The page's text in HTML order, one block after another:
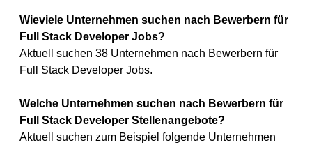
Wieviele Unternehmen suchen nach Bewerbern für
Full Stack Developer Jobs?
Aktuell suchen 38 Unternehmen nach Bewerbern für
Full Stack Developer Jobs.
Welche Unternehmen suchen nach Bewerbern für
Full Stack Developer Stellenangebote?
Aktuell suchen zum Beispiel folgende Unternehmen